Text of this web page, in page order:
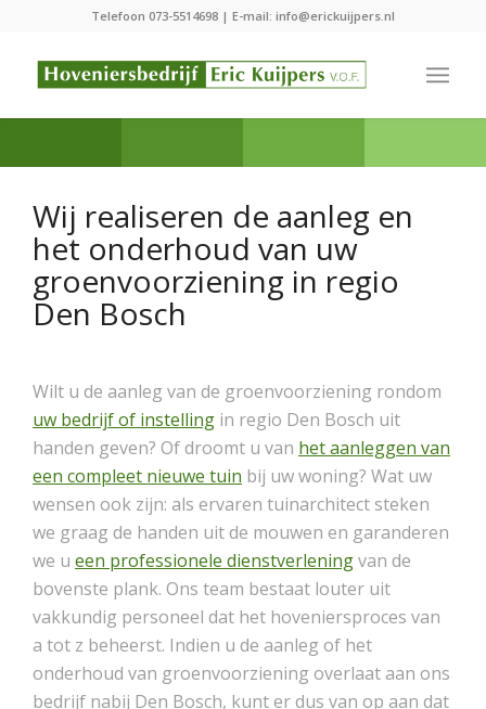
Telefoon 073-5514698| E-mail: info@erickuijpers.nl
Wij realiseren de aanleg en
het onderhoud van uw
groenvoorziening in regio
Den Bosch
Wilt u de aanleg van de groenvoorziening rondom
uw bedrijf of instelling in regio Den Bosch uit
handen geven? Of droomt u van het aanleggen van
een compleet nieuwe tuin bij uw woning? Wat uw
wensen ook zijn: als ervaren tuinarchitect steken
we graag de handen uit de mouwen en garanderen
we u een professionele dienstverleningvan de
bovenste plank. Ons team bestaat louter uit
vakkundig personeel dat het hoveniersproces van
a tot z beheerst. Indien u de aanleg of het
onderhoud van groenvoorziening overlaat aan ons
bedrijf nabij Den Bosch, kunt er dus van op aan dat